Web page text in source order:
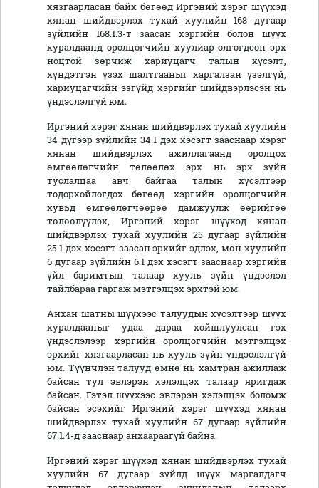
хязгаарласан байх бөгөөд Иргэний хэрэг шүүхэд
хянан шийдвэрлэх тухай хуулийн 168 дугаар
зүйлийн 168.1.3-т заасан хэргийн болон шүүх
хуралдаанд оролцогчийн хуулиар олгогдсон эрх
ноцтой зөрчиж хариуцагч талын хүсэлт,
хүндэтгэн үзэх шалтгааныг харгалзан үзэлгүй,
хариуцагчийн эзгүйд хэргийг шийдвэрлэсэн нь
үндэслэлгүй юм.
Иргэний хэрэг хянан шийдвэрлэх тухай хуулийн
34 дүгээр зүйлийн 34.1 дэх хэсэгт зааснаар хэрэг
хянан шийдвэрлэх ажиллагаанд оролцох
өмгөөлөгчийн төлөөлөх эрх нь эрх зүйн
туслалцаа авч байгаа талын хүсэлтээр
тодорхойлогдох бөгөөд хэргийн оролцогчийн
хувьд өмгөөлөгчөөрөө дамжуулж өөрийгөө
төлөөлүүлэх, Иргэний хэрэг шүүхэд хянан
шийдвэрлэх тухай хуулийн 25 дугаар зүйлийн
25.1 дэх хэсэгт заасан эрхийг эдлэх, мөн хуулийн
6 дугаар зүйлийн 6.1 дэх хэсэгт зааснаар хэргийн
үйл баримтын талаар хууль зүйн үндэслэл
тайлбараа гаргаж мэтгэлцэх эрхтэй юм.
Анхан шатны шүүхээс талуудын хүсэлтээр шүүх
хуралдааныг удаа дараа хойшлуулсан гэх
үндэслэлээр хэргийн оролцогчийн мэтгэлцэх
эрхийг хязгаарласан нь хууль зүйн үндэслэлгүй
юм. Түүнчлэн талууд өмнө нь хамтран ажиллаж
байсан тул эвлэрэн хэлэлцэх талаар яригдаж
байсан. Гэтэл шүүхээс эвлэрэн хэлэлцэх боломж
байсан эсэхийг Иргэний хэрэг шүүхэд хянан
шийдвэрлэх тухай хуулийн 67 дугаар зүйлийн
67.1.4-д зааснаар анхаараагүй байна.
Иргэний хэрэг шүүхэд хянан шийдвэрлэх тухай
хуулийн 67 дугаар зүйлд шүүх маргалдагч